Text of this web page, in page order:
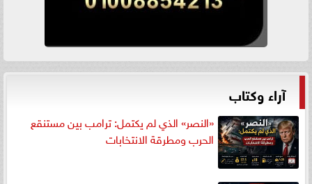
آراء وكتاب
«النصر» الذي لم يكتمل: ترامب بين مستنقع
الحرب ومطرقة الانتخابات